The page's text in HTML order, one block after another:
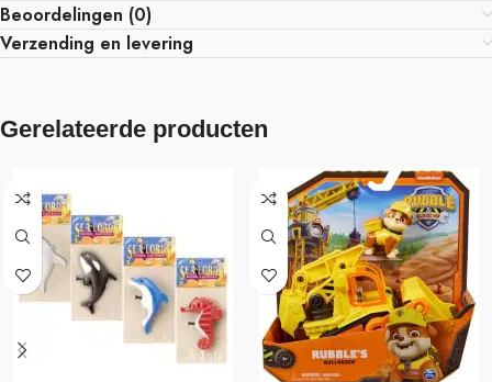
Beoordelingen (0)
Verzending en levering
Gerelateerde producten